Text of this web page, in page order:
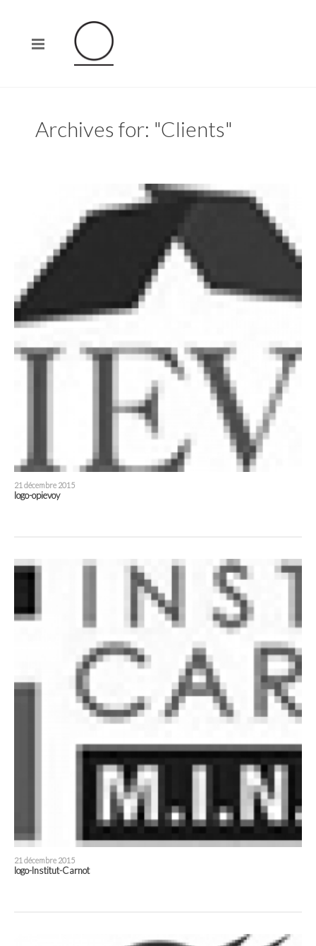
Archives for: "Clients"
21 décembre 2015
logo-opievoy
21 décembre 2015
logo-Institut-Carnot